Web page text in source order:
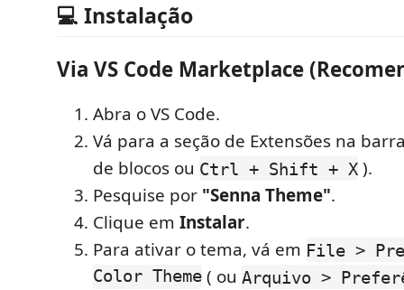
💻 Instalação
Via VS Code Marketplace
Abra o VS Code.
Vá para a seção de Extensões na
de blocos ou Ctrl + Shift + X ).
Pesquise por "Senna Theme".
Clique em Instalar.
Para ativar o tema, vá em File >
Color Theme( ou Arquivo >